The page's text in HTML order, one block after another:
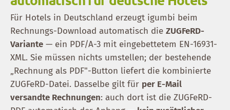
Für Hotels in Deutschland erzeugt igumbi beim
Rechnungs-Download automatisch die ZUGFeRD-
Variante — ein PDF/A-3 mit eingebettetem EN-16931-
XML. Sie müssen nichts umstellen; der bestehende
„Rechnung als PDF"-Button liefert die kombinierte
ZUGFeRD-Datei. Dasselbe gilt für per E-Mail
versandte Rechnungen: auch dort ist die ZUGFeRD-